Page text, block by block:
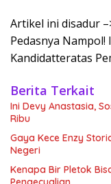
Artikel ini disadur
Pedasnya
Kandidatteratas
Berita Terkait
Ini Devy Anastasia,
Ribu
Gaya Kece Enzy
Negeri
Kenapa Bir Pletok